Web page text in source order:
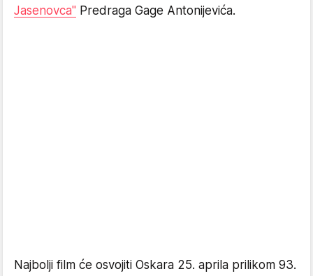
Jasenovca" Predraga Gage Antonijevića.
Najbolji film će osvojiti Oskara 25. aprila prilikom 93.